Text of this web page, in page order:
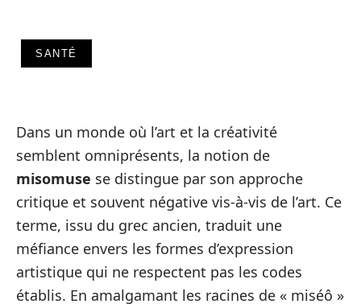
SANTÉ
Dans un monde où l’art et la créativité
semblent omniprésents, la notion de
misomuse se distingue par son approche
critique et souvent négative vis-à-vis de l’art. Ce
terme, issu du grec ancien, traduit une
méfiance envers les formes d’expression
artistique qui ne respectent pas les codes
établis. En amalgamant les racines de « miséô »